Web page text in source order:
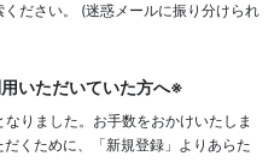
ださい。 (迷惑メールに振り分けられ
いただいていた方へ※
りました。お手数をおかけいたしま
くために、「新規登録」よりあらた